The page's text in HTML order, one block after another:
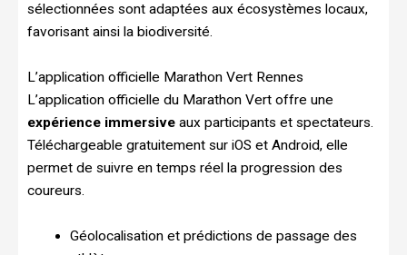
sélectionnées sont adaptées aux écosystèmes locaux,
favorisant ainsi la biodiversité.
L’application officielle Marathon Vert Rennes
L’application officielle du Marathon Vert offre une
expérience immersive aux participants et spectateurs.
Téléchargeable gratuitement sur iOS et Android, elle
permet de suivre en temps réel la progression des
coureurs.
Géolocalisation et prédictions de passage des